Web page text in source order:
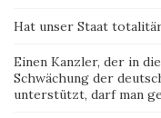
Hat unser Staat
Einen Kanzler, der in
Schwächung der
unterstützt, darf man